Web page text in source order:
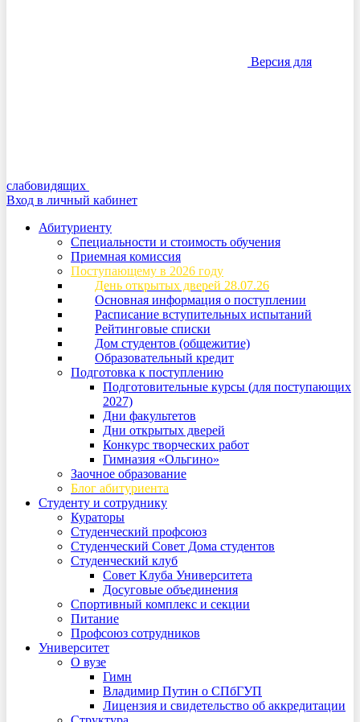
Версия для
слабовидящих
Вход в личный кабинет
Абитуриенту
Специальности и стоимость обучения
Приемная комиссия
Поступающему в 2026 году
День открытых дверей 28.07.26
Основная информация о поступлении
Расписание вступительных испытаний
Рейтинговые списки
Дом студентов (общежитие)
Образовательный кредит
Подготовка к поступлению
Подготовительные курсы (для поступающих
2027)
Дни факультетов
Дни открытых дверей
Конкурс творческих работ
Гимназия «Ольгино»
Заочное образование
Блог абитуриента
Студенту и сотруднику
Кураторы
Студенческий профсоюз
Студенческий Совет Дома студентов
Студенческий клуб
Совет Клуба Университета
Досуговые объединения
Спортивный комплекс и секции
Питание
Профсоюз сотрудников
Университет
О вузе
Гимн
Владимир Путин о СПбГУП
Лицензия и свидетельство об аккредитации